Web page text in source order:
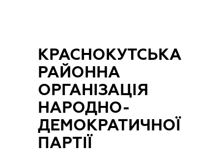
КРАСНОКУТСЬКА
РАЙОННА
ОРГАНІЗАЦІЯ
НАРОДНО-
ДЕМОКРАТИЧНОЇ
ПАРТІЇ